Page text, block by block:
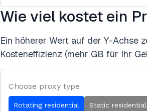
Wie viel kostet ein
Ein höherer Wert auf der Y-Achse
Kosteneffizienz (mehr GB für Ihr